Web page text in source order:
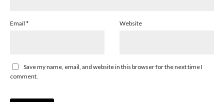
Email * Website
Save my name, email, and website in this browser for the next time I
comment.